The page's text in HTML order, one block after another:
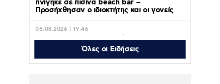
πνίγηκε σε πισίνα beach bar –
Προσήχθησαν ο ιδιοκτήτης και οι γονείς
08.08.2026 | 19:46
Θρήνος για τον Μέσι: Πέθανε στα 68 του
χρόνια ο πατέρας του, Χόρχε – Ήταν ο
μέντορας του και ο ατζέντης του
Όλες οι Ειδήσεις